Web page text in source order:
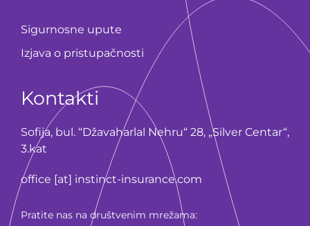
Sigurnosne upute
Izjava o pristupačnosti
Kontakti
Sofija, bul. “Džavaharlal Nehru“ 28, „Silver Centar“,
3.kat
office [at] instinct-insurance.com
Pratite nas na društvenim mrežama: